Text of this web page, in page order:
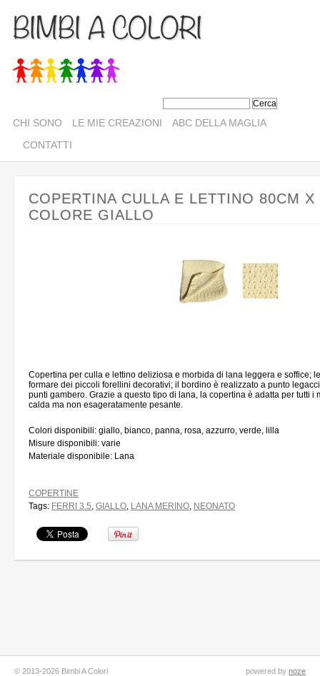
BIMBI A COLORI
CHI SONO LE MIE CREAZIONI
ABC DELLA MAGLIA
CONTATTI
COPERTINA CULLA E LETTINO 80CM
COLORE GIALLO
Copertina per culla e lettino deliziosa e morbida di lana leggera e soffice;
formare dei piccoli forellini decorativi; il bordino è realizzato a punto
punti gambero. Grazie a questo tipo di lana, la copertina è adatta per tutti i
calda ma non esageratamente pesante.
Colori disponibili: giallo, bianco, panna, rosa, azzurro, verde, lilla
Misure disponibili: varie
Materiale disponibile: Lana
COPERTINE
Tags: FERRI 3.5, GIALLO, LANA MERINO, NEONATO
© 2013-2026 Bimbi A Colori powered by noze